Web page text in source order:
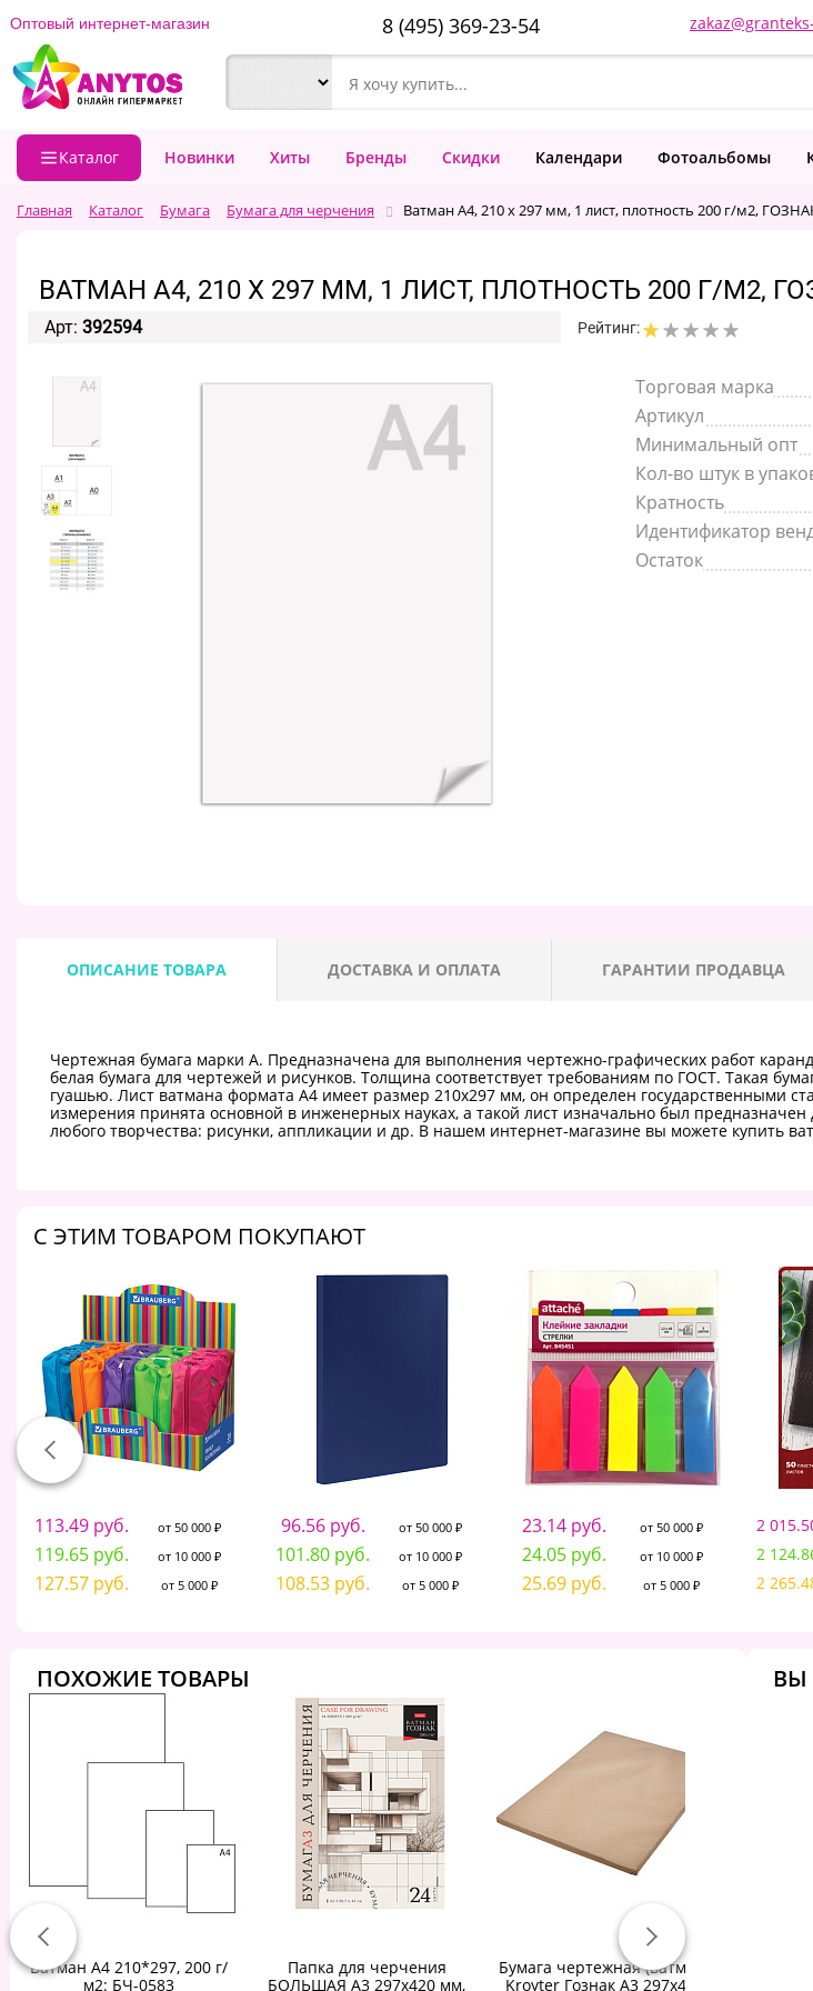
Оптовый интернет-магазин 8 (495) 369-23-54
Каталог Новинки Хиты Бренды Скидки Календари Фотоальбомы
Главная Каталог Бумага Бумага для черчения Ватман А4, 210 х 297 мм, 1 лист, плотность 200 г/м2,
ВАТМАН А4, 210 Х 297 ММ, 1 ЛИСТ, ПЛОТНОСТЬ 200 Г/М2,
Арт: 392594 Рейтинг:
Торговая марка
Артикул
Минимальный опт
Кол-во штук в
Кратность
Идентификатор
Остаток
ОПИСАНИЕ ТОВАРА ДОСТАВКА И ОПЛАТА ГАРАНТИИ ПРОДАВЦА
Чертежная бумага марки А. Предназначена для выполнения чертежно-графических работ
белая бумага для чертежей и рисунков. Толщина соответствует требованиям по ГОСТ. Такая
гуашью. Лист ватмана формата A4 имеет размер 210х297 мм, он определен государственными
измерения принята основной в инженерных науках, а такой лист изначально был
любого творчества: рисунки, аппликации и др. В нашем интернет-магазине вы можете купить
C ЭТИМ ТОВАРОМ ПОКУПАЮТ
113.49 руб. от 50 000 ₽
119.65 руб. от 10 000 ₽
127.57 руб. от 5 000 ₽
96.56 руб. от 50 000 ₽
101.80 руб. от 10 000 ₽
108.53 руб. от 5 000 ₽
23.14 руб. от 50 000 ₽
24.05 руб. от 10 000 ₽
25.69 руб. от 5 000 ₽
2
2
2
ПОХОЖИЕ ТОВАРЫ
Ватман А4 210*297, 200 г/
м2: БЧ-0583
Папка для черчения
БОЛЬШАЯ А3 297х420 мм,
Бумага чертежная (ватман)
Kroyter Гознак А3 297х420
ВЫ